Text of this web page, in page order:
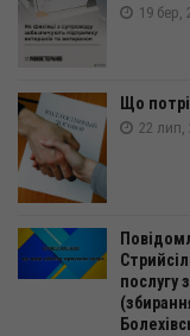
19 бер,
Що
22 лип,
послугу